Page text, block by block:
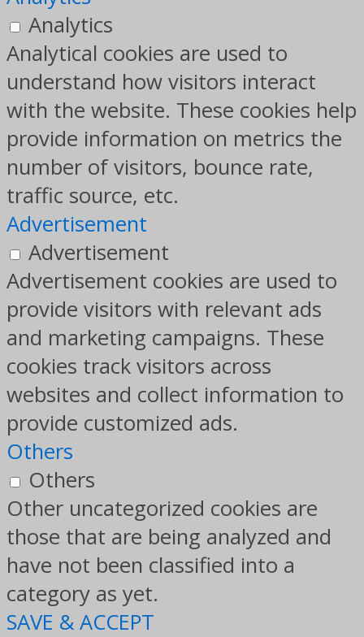
Analytics
Analytical cookies are used to
understand how visitors interact
with the website. These cookies help
provide information on metrics the
number of visitors, bounce rate,
traffic source, etc.
Advertisement
Advertisement
Advertisement cookies are used to
provide visitors with relevant ads
and marketing campaigns. These
cookies track visitors across
websites and collect information to
provide customized ads.
Others
Others
Other uncategorized cookies are
those that are being analyzed and
have not been classified into a
category as yet.
SAVE & ACCEPT